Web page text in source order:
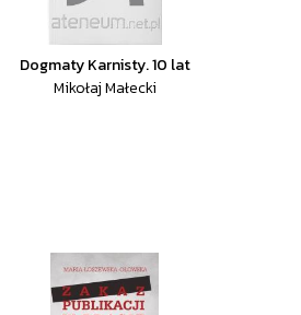
Dogmaty Karnisty. 10 lat
Mikołaj Małecki